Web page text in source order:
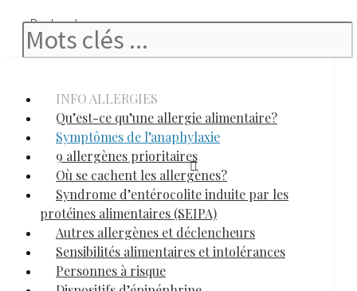
Rechercher
INFO ALLERGIES
Qu’est-ce qu’une allergie alimentaire?
Symptômes de l’anaphylaxie
9 allergènes prioritaires
Où se cachent les allergènes?
Syndrome d’entérocolite induite par les
protéines alimentaires (SEIPA)
Autres allergènes et déclencheurs
Sensibilités alimentaires et intolérances
Personnes à risque